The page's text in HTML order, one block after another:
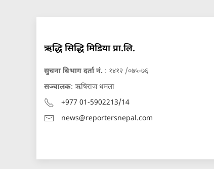
ऋद्धि सिद्धि मिडिया प्रा.लि.
सुचना बिभाग दर्ता नं. : १४१२ /०७५-७६
सञ्चालक: ऋषिराज धमला
+977 01-5902213/14
news@reportersnepal.com